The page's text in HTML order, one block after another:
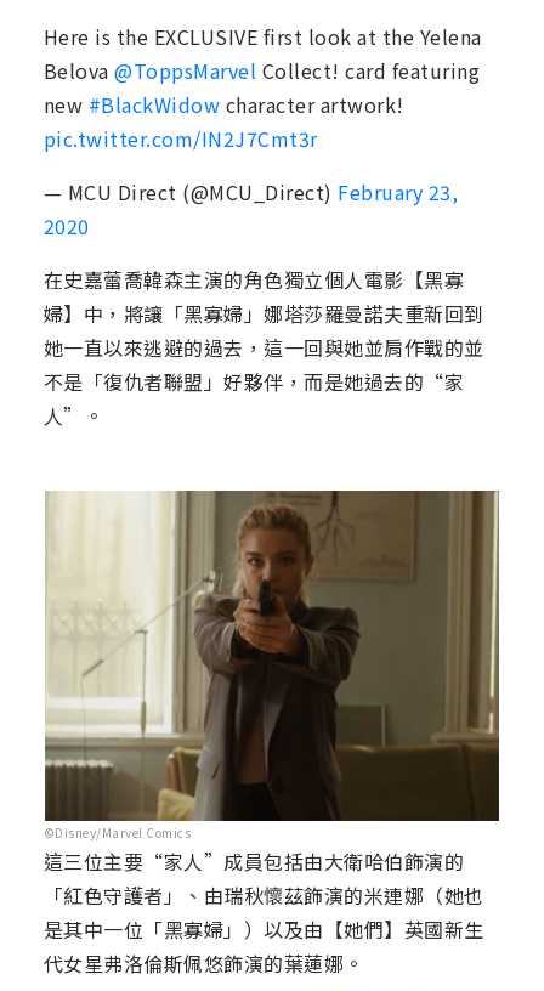
Here is the EXCLUSIVE first look at the Yelena
Belova @ToppsMarvel Collect! card featuring
new #BlackWidowcharacter artwork!
pic.twitter.com/IN2J7Cmt3r
— MCU Direct (@MCU_Direct) February 23,
2020
在史嘉蕾喬韓森主演的角色獨立個人電影【黑寡
婦】中，將讓「黑寡婦」娜塔莎羅曼諾夫重新回到
她一直以來逃避的過去，這一回與她並肩作戰的並
不是「復仇者聯盟」好夥伴，而是她過去的“家
人”。
©Disney/Marvel Comics
這三位主要“家人”成員包括由大衛哈伯飾演的
「紅色守護者」、由瑞秋懷茲飾演的米連娜（她也
是其中一位「黑寡婦」）以及由【她們】英國新生
代女星弗洛倫斯佩悠飾演的葉蓮娜。